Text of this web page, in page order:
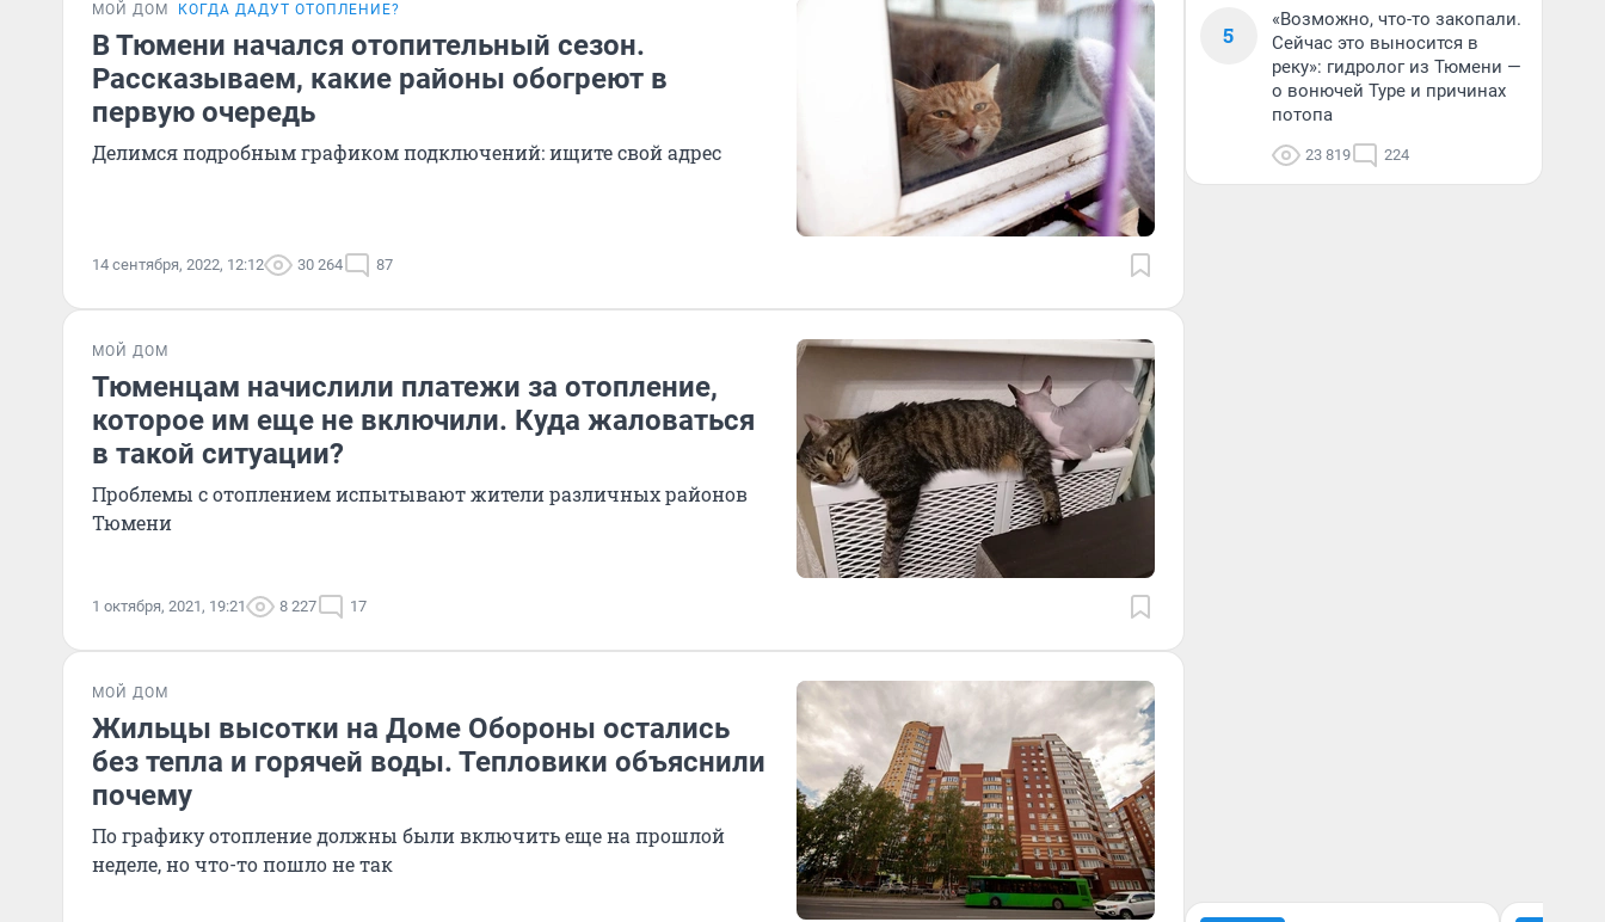
МОЙ ДОМ КОГДА ДАДУТ ОТОПЛЕНИЕ?
В Тюмени начался отопительный сезон.
Рассказываем, какие районы обогреют в
первую очередь
Делимся подробным графиком подключений: ищите свой адрес
14 сентября, 2022, 12:12 30 264 87
МОЙ ДОМ
Тюменцам начислили платежи за отопление,
которое им еще не включили. Куда жаловаться
в такой ситуации?
Проблемы с отоплением испытывают жители различных районов
Тюмени
1 октября, 2021, 19:21 8 227 17
МОЙ ДОМ
Жильцы высотки на Доме Обороны остались
без тепла и горячей воды. Тепловики объяснили
почему
По графику отопление должны были включить еще на прошлой
неделе, но что-то пошло не так
5
«Возможно, что-то закопали.
Сейчас это выносится в
реку»: гидролог из Тюмени —
о вонючей Туре и причинах
потопа
23 819 224